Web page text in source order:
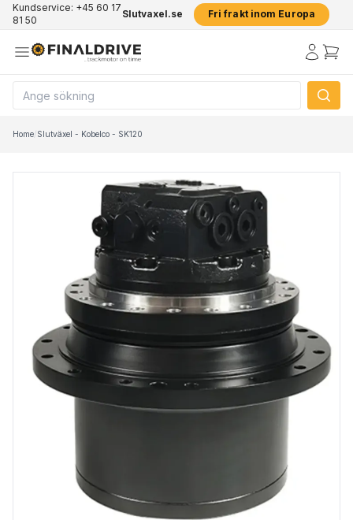
Kundservice: +45 60 17
81 50
Slutvaxel.se Fri frakt inom Europa
Home/Slutväxel - Kobelco - SK120